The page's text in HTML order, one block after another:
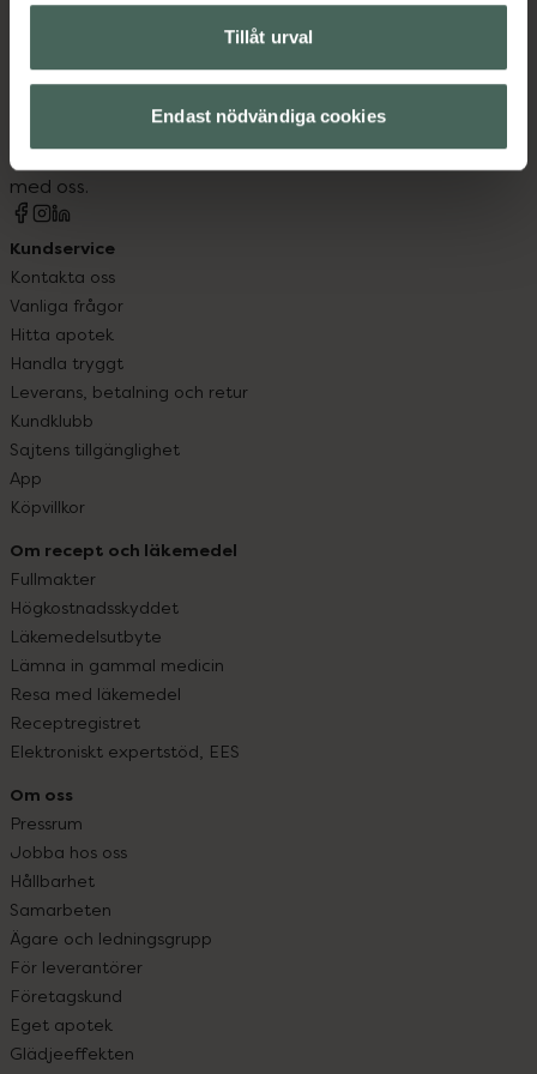
Tillåt urval
Endast nödvändiga cookies
Kronans Apotek finns här för dig. Du hittar oss från Skåne i
datorn. Oavsett vem du är så är det vårt uppdrag att
hjälpa just dig att må lite bättre. Välkommen att prata
med oss.
Kundservice
Kontakta oss
Vanliga frågor
Hitta apotek
Handla tryggt
Leverans, betalning och retur
Kundklubb
Sajtens tillgänglighet
App
Köpvillkor
Om recept och läkemedel
Fullmakter
Högkostnadsskyddet
Läkemedelsutbyte
Lämna in gammal medicin
Resa med läkemedel
Receptregistret
Elektroniskt expertstöd, EES
Om oss
Pressrum
Jobba hos oss
Hållbarhet
Samarbeten
Ägare och ledningsgrupp
För leverantörer
Företagskund
Eget apotek
Glädjeeffekten